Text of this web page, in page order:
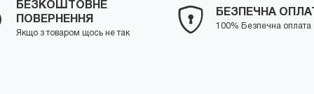
БЕЗКОШТОВНЕ
ПОВЕРНЕННЯ
Якщо з товаром щось не так
БЕЗПЕЧНА
100% Безпечна оплата